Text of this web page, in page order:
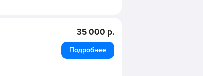
35 000 р.
Подробнее